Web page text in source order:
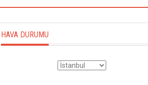
HAVA DURUMU